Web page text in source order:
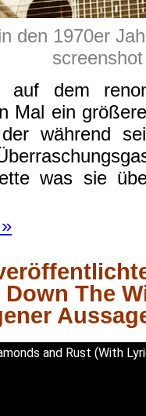
den 1970er
screenshot
auf dem
Mal ein
während
was sie
Down The
and Rust (With